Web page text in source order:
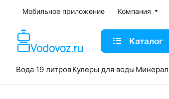
Мобильное приложение Компания
Каталог
Вода 19 литровКулеры для воды